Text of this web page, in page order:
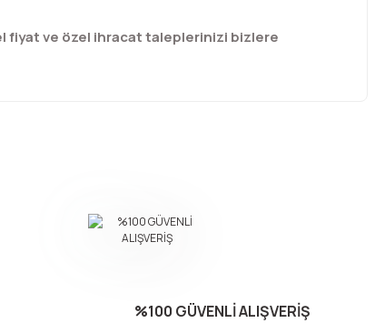
fiyat ve özel ihracat taleplerinizi bizlere
%100 GÜVENLİ ALIŞVERİŞ